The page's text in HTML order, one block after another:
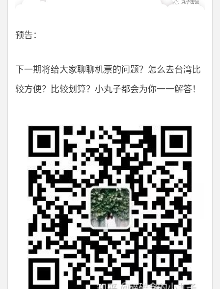
预告：
下一期将给大家聊聊机票的问题？怎么去台湾比
较方便？比较划算？小丸子都会为你一一解答！